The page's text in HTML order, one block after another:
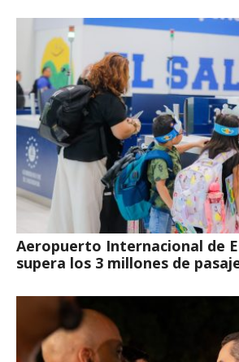
Aeropuerto Internacional de
supera los 3 millones de